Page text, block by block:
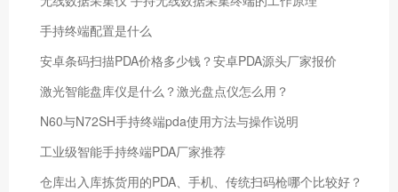
手持终端配置是什么
安卓条码扫描PDA价格多少钱？安卓PDA源头厂家报价
激光智能盘库仪是什么？激光盘点仪怎么用？
N60与N72SH手持终端pda使用方法与操作说明
工业级智能手持终端PDA厂家推荐
仓库出入库拣货用的PDA、手机、传统扫码枪哪个比较好？